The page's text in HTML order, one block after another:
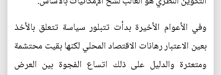
وفي الأعوام الأخيرة بدأت تتبلور سياسة تتعلق بالأخذ
بعين الاعتبار رهانات الاقتصاد المحلي لكنها بقيت محتشمة
ومتعثرة والدليل على ذلك اتساع الفجوة بين العرض